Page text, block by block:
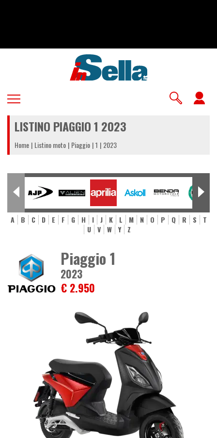
LISTINO PIAGGIO 1 2023
Home Listino moto Piaggio 1 2023
A B C D E F G H I J K L M N O P Q R S
T
U
V W Y Z
Piaggio 1
2023
€ 2.950